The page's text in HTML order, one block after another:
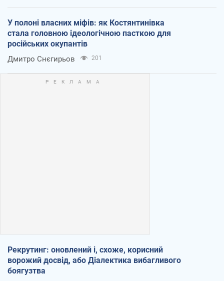
У полоні власних міфів: як Костянтинівка
стала головною ідеологічною пасткою для
російських окупантів
Дмитро Снєгирьов 201
Рекрутинг: оновлений і, схоже, корисний
ворожий досвід, або Діалектика вибагливого
боягузтва